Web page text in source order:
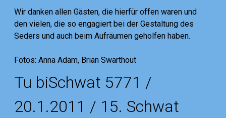
Wir danken allen Gästen, die hierfür offen waren und
den vielen, die so engagiert bei der Gestaltung des
Seders und auch beim Aufräumen geholfen haben.
Fotos: Anna Adam, Brian Swarthout
Tu biSchwat 5771 /
20.1.2011 / 15. Schwat